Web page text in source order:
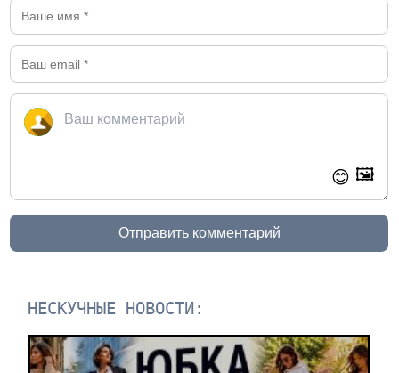
😊 🖼️
Отправить комментарий
НЕСКУЧНЫЕ НОВОСТИ: